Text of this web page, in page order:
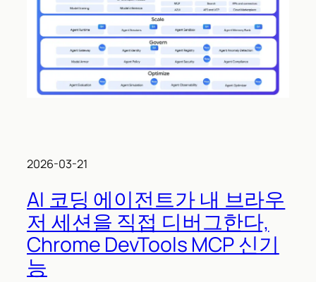
2026-03-21
AI 코딩 에이전트가 내 브라우
저 세션을 직접 디버그한다,
Chrome DevTools MCP 신기
능